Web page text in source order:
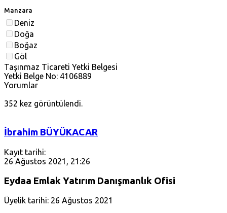
Manzara
Deniz
Doğa
Boğaz
Göl
Taşınmaz Ticareti Yetki Belgesi
Yetki Belge No: 4106889
Yorumlar
352 kez görüntülendi.
İbrahim BÜYÜKACAR
Kayıt tarihi:
26 Ağustos 2021, 21:26
Eydaa Emlak Yatırım Danışmanlık Ofisi
Üyelik tarihi: 26 Ağustos 2021